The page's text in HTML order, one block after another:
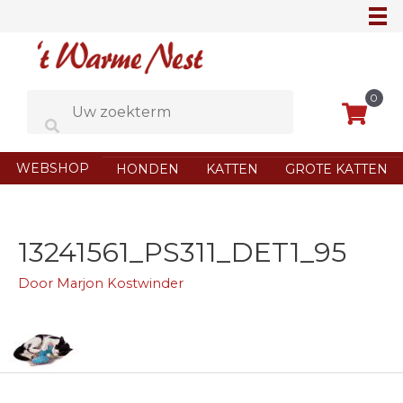
0
WEBSHOP HONDEN KATTEN GROTE KATTEN
13241561_PS311_DET1_95
Door Marjon Kostwinder